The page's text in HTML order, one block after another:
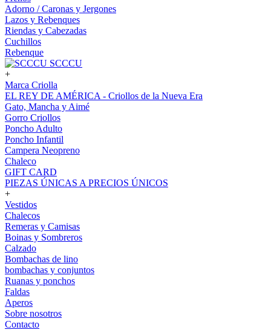
Adorno / Caronas y Jergones
Lazos y Rebenques
Riendas y Cabezadas
Cuchillos
Rebenque
SCCCU
+
Marca Criolla
EL REY DE AMÉRICA - Criollos de la Nueva Era
Gato, Mancha y Aimé
Gorro Criollos
Poncho Adulto
Poncho Infantil
Campera Neopreno
Chaleco
GIFT CARD
PIEZAS ÚNICAS A PRECIOS ÚNICOS
+
Vestidos
Chalecos
Remeras y Camisas
Boinas y Sombreros
Calzado
Bombachas de lino
bombachas y conjuntos
Ruanas y ponchos
Faldas
Aperos
Sobre nosotros
Contacto